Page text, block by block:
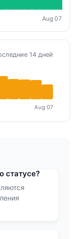
Aug 07
14 дней
Aug 07
статусе?